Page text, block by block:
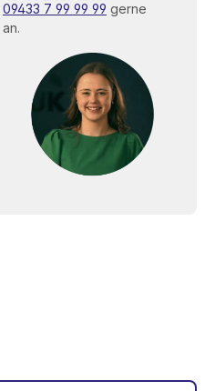
09433 7 99 99 99 gerne
an.